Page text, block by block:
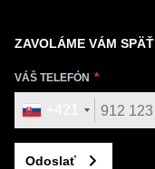
ZAVOLÁME VÁM SPÄŤ
VÁŠ TELEFÓN
Odoslať